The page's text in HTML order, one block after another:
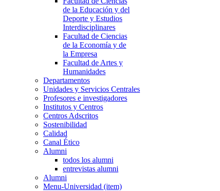
de la Educación y del
Deporte y Estudios
Interdisciplinares
Facultad de Ciencias
de la Economía y de
la Empresa
Facultad de Artes y
Humanidades
Departamentos
Unidades y Servicios Centrales
Profesores e investigadores
Institutos y Centros
Centros Adscritos
Sostenibilidad
Calidad
Canal Ético
Alumni
todos los alumni
entrevistas alumni
Alumni
Menu-Universidad (item)